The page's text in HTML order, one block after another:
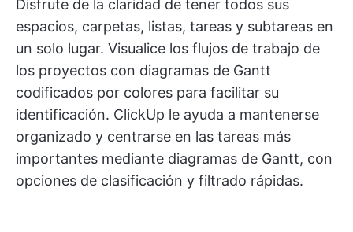
Disfrute de la claridad de tener todos sus
espacios, carpetas, listas, tareas y subtareas en
un solo lugar. Visualice los flujos de trabajo de
los proyectos con diagramas de Gantt
codificados por colores para facilitar su
identificación. ClickUp le ayuda a mantenerse
organizado y centrarse en las tareas más
importantes mediante diagramas de Gantt, con
opciones de clasificación y filtrado rápidas.